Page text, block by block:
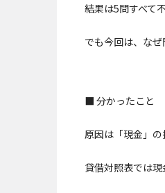
結果は5問すべて
でも今回は、なぜ
■ 分かったこと
原因は「現金」の
貸借対照表では現